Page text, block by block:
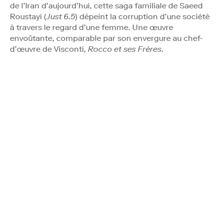
de l’Iran d’aujourd’hui, cette saga familiale de Saeed
Roustayi (Just 6.5) dépeint la corruption d’une société
à travers le regard d’une femme. Une œuvre
envoûtante, comparable par son envergure au chef-
d’œuvre de Visconti, Rocco et ses Frères.